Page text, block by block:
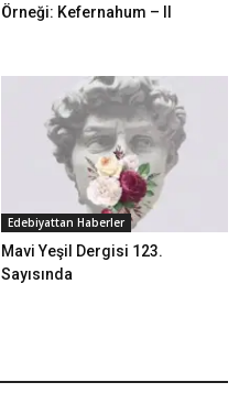
Örneği: Kefernahum – II
Edebiyattan Haberler
Mavi Yeşil Dergisi 123.
Sayısında